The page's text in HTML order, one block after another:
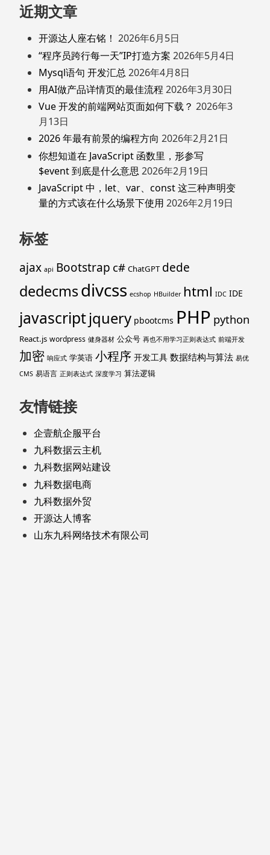
近期文章
开源达人座右铭！ 2026年6月5日
“程序员跨行每一天”IP打造方案 2026年5月4日
Mysql语句 开发汇总 2026年4月8日
用AI做产品详情页的最佳流程 2026年3月30日
Vue 开发的前端网站页面如何下载？ 2026年3
月13日
2026 年最有前景的编程方向 2026年2月21日
你想知道在 JavaScript 函数里，形参写
$event 到底是什么意思 2026年2月19日
JavaScript 中，let、var、const 这三种声明变
量的方式该在什么场景下使用 2026年2月19日
标签
ajax api Bootstrap c# ChatGPT dede
dedecmsdivcss ecshop HBuilder html IDC IDE
javascriptjquery pbootcms PHP python
React.js wordpress 健身器材 公众号 再也不用学习正则表达式 前端开发
加密 响应式 学英语 小程序 开发工具 数据结构与算法 易优
CMS 易语言 正则表达式 深度学习 算法逻辑
友情链接
企壹航企服平台
九科数据云主机
九科数据网站建设
九科数据电商
九科数据外贸
开源达人博客
山东九科网络技术有限公司